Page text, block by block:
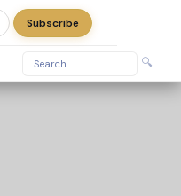
Subscribe
🔍